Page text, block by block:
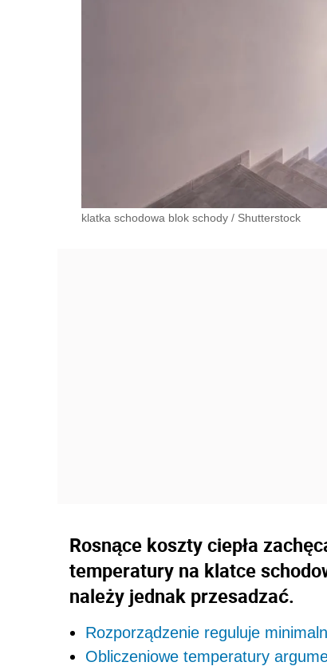
klatka schodowa blok schody / Shutterstock
Rosnące koszty ciepła
temperatury na klatce
należy jednak przesadzać.
Rozporządzenie reguluje
Obliczeniowe temperatury